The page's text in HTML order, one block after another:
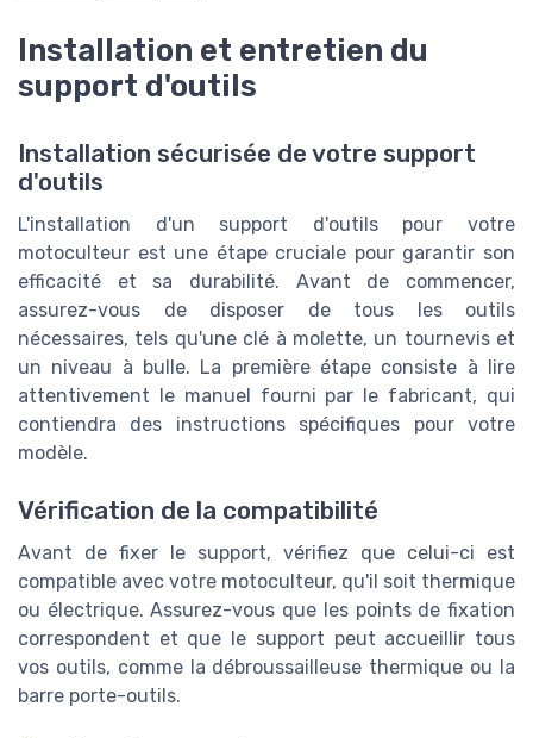
Installation et entretien du
support d'outils
Installation sécurisée de votre support
d'outils
L'installation d'un support d'outils pour votre
motoculteur est une étape cruciale pour garantir son
efficacité et sa durabilité. Avant de commencer,
assurez-vous de disposer de tous les outils
nécessaires, tels qu'une clé à molette, un tournevis et
un niveau à bulle. La première étape consiste à lire
attentivement le manuel fourni par le fabricant, qui
contiendra des instructions spécifiques pour votre
modèle.
Vérification de la compatibilité
Avant de fixer le support, vérifiez que celui-ci est
compatible avec votre motoculteur, qu'il soit thermique
ou électrique. Assurez-vous que les points de fixation
correspondent et que le support peut accueillir tous
vos outils, comme la débroussailleuse thermique ou la
barre porte-outils.